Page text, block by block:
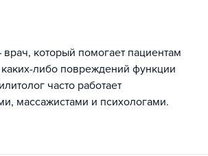
который помогает пациентам
либо повреждений функции
часто работает
массажистами и психологами.